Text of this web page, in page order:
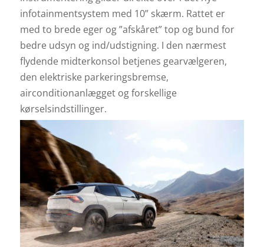
infotainmentsystem med 10” skærm. Rattet er
med to brede eger og ”afskåret” top og bund for
bedre udsyn og ind/udstigning. I den nærmest
flydende midterkonsol betjenes gearvælgeren,
den elektriske parkeringsbremse,
airconditionanlægget og forskellige
kørselsindstillinger.